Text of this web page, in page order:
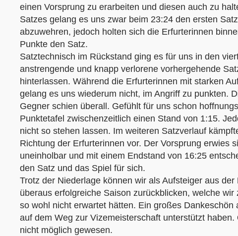
einen Vorsprung zu erarbeiten und diesen auch zu
Satzes gelang es uns zwar beim 23:24 den ersten
abzuwehren, jedoch holten sich die Erfurterinnen
Punkte den Satz.
Satztechnisch im Rückstand ging es für uns in den
anstrengende und knapp verlorene vorhergehende
hinterlassen. Während die Erfurterinnen mit starken
gelang es uns wiederum nicht, im Angriff zu punkten.
Gegner schien überall. Gefühlt für uns schon
Punktetafel zwischenzeitlich einen Stand von 1:15.
nicht so stehen lassen. Im weiteren Satzverlauf
Richtung der Erfurterinnen vor. Der Vorsprung erwies
uneinholbar und mit einem Endstand von 16:25
den Satz und das Spiel für sich.
Trotz der Niederlage können wir als Aufsteiger aus
überaus erfolgreiche Saison zurückblicken, welche wir
so wohl nicht erwartet hätten. Ein großes Dankeschön
auf dem Weg zur Vizemeisterschaft unterstützt haben.
nicht möglich gewesen.